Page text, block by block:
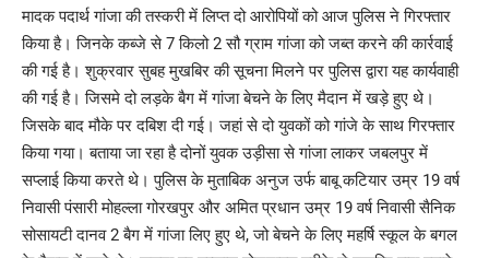
मादक पदार्थ गांजा की तस्करी में लिप्त दो आरोपियों को आज पुलिस ने गिरफ्तार
किया है। जिनके कब्जे से 7 किलो 2 सौ ग्राम गांजा को जब्त करने की कार्रवाई
की गई है। शुक्रवार सुबह मुखबिर की सूचना मिलने पर पुलिस द्वारा यह कार्यवाही
की गई है। जिसमे दो लड़के बैग में गांजा बेचने के लिए मैदान में खड़े हुए थे।
जिसके बाद मौके पर दबिश दी गई। जहां से दो युवकों को गांजे के साथ गिरफ्तार
किया गया। बताया जा रहा है दोनों युवक उड़ीसा से गांजा लाकर जबलपुर में
सप्लाई किया करते थे। पुलिस के मुताबिक अनुज उर्फ बाबू कटियार उम्र 19 वर्ष
निवासी पंसारी मोहल्ला गोरखपुर और अमित प्रधान उम्र 19 वर्ष निवासी सैनिक
सोसायटी दानव 2 बैग में गांजा लिए हुए थे, जो बेचने के लिए महर्षि स्कूल के बगल